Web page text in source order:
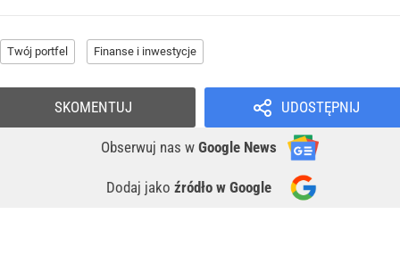
Twój portfel Finanse i inwestycje
UDOSTĘPNIJ
Obserwuj nas w Google News
Dodaj jako źródło w Google
SKOMENTUJ